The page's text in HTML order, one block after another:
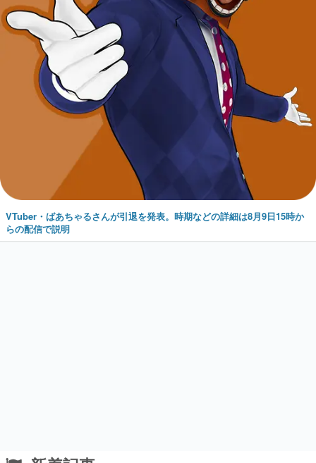
VTuber・ばあちゃるさんが引退を発表。時期などの詳細は8月9日15時か
らの配信で説明